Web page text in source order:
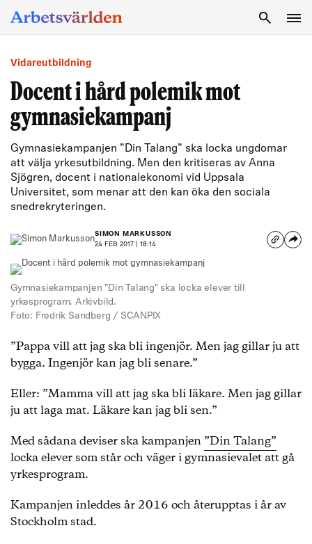
Vidareutbildning
Docent i hård polemik mot
gymnasiekampanj
Gymnasiekampanjen ”Din Talang” ska locka ungdomar
att välja yrkesutbildning. Men den kritiseras av Anna
Sjögren, docent i nationalekonomi vid Uppsala
Universitet, som menar att den kan öka den sociala
snedrekryteringen.
SIMON MARKUSSON
24 FEB 2017 | 18:14
Gymnasiekampanjen "Din Talang" ska locka elever till
yrkesprogram. Arkivbild.
Foto: Fredrik Sandberg / SCANPIX
”Pappa vill att jag ska bli ingenjör. Men jag gillar ju att
bygga. Ingenjör kan jag bli senare.”
Eller: ”Mamma vill att jag ska bli läkare. Men jag gillar
ju att laga mat. Läkare kan jag bli sen.”
Med sådana deviser ska kampanjen ”Din Talang”
locka elever som står och väger i gymnasievalet att gå
yrkesprogram.
Kampanjen inleddes år 2016 och återupptas i år av
Stockholm stad.